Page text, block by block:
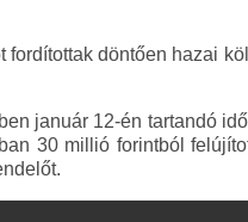
döntően hazai
január 12-én tartandó
30 millió forintból